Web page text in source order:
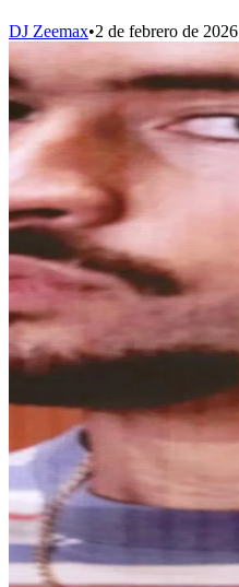
DJ Zeemax•2 de febrero de 2026